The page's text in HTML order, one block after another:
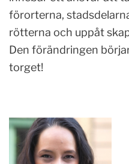
förorterna,
rötterna och uppåt
Den förändringen
torget!